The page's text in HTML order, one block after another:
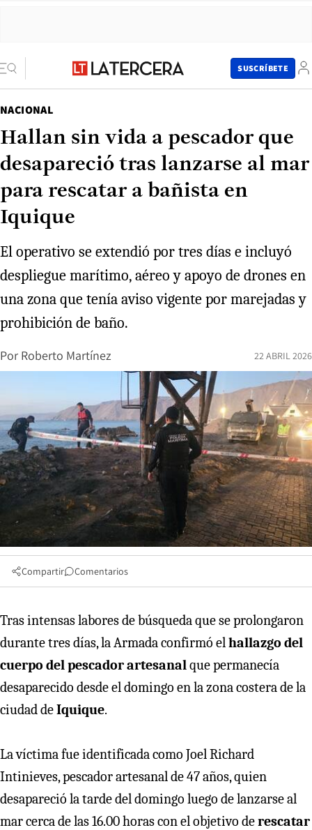
SUSCRÍBETE
NACIONAL
Hallan sin vida a pescador que
desapareció tras lanzarse al mar
para rescatar a bañista en
Iquique
El operativo se extendió por tres días e incluyó
despliegue marítimo, aéreo y apoyo de drones en
una zona que tenía aviso vigente por marejadas y
prohibición de baño.
Por Roberto Martínez 22 ABRIL 2026
Compartir Comentarios
Tras intensas labores de búsqueda que se prolongaron
durante tres días, la Armada confirmó elhallazgo del
cuerpo del pescador artesanalque permanecía
desaparecido desde el domingo en la zona costera de la
ciudad deIquique.
La víctima fue identificada como Joel Richard
Intinieves, pescador artesanal de 47 años, quien
desapareció la tarde del domingo luego de lanzarse al
mar cerca de las 16.00 horas con el objetivo derescatar